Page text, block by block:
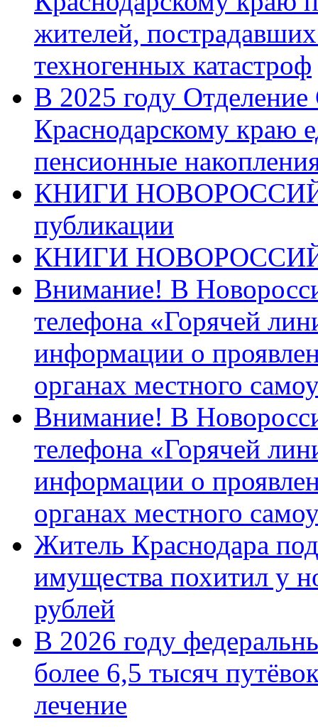
жителей,
техногенных катастроф
В 2025 году
Краснодарскому краю
пенсионные
КНИГИ
публикации
КНИГИ
Внимание! В
телефона «Горячей
информации о
органах местного
Внимание! В
телефона «Горячей
информации о
органах местного
Житель Краснодара
имущества похитил у
рублей
В 2026 году
более 6,5 тысяч
лечение